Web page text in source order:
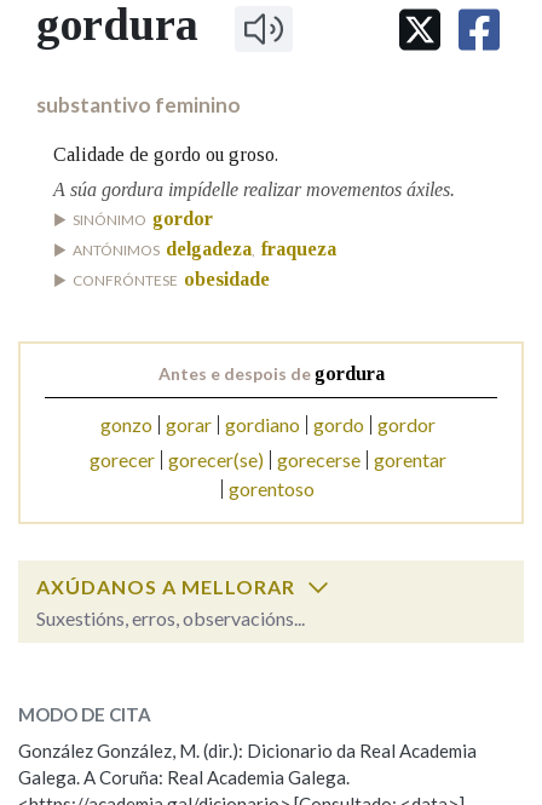
IDENTIDADE CORPORATIVA
MARCIAL DEL ADALID
FIGURAS HOMENAXEADAS
PORTAL DAS PALABRAS
Facebook
TwitterYoutubeInstagram
Bluesky
BUSCAR NOS LEMAS
BUSCAR NO CONTIDO
Nas definicións
Na fraseoloxía
OUTRAS OPCIÓNS DE BUSCA
Marcas gramaticais
gordura
substantivo feminino
Calidade de gordo ou groso.
A súa gordura impídelle realizar movementos áxiles.
SINÓNIMO gordor
ANTÓNIMOS delgadeza fraqueza
CONFRÓNTESE obesidade
Antes e despois degordura
gonzo gorar gordiano gordo gordor
gorecer gorecer(se) gorecerse gorentar
gorentoso
AXÚDANOS A MELLORAR
Suxestións, erros, observacións...
ESCOLLE UNHA OPCIÓN:
Observación Hai un erro na palabra
MODO DE CITA
González González, M. (dir.): Dicionario da Real Academia
Galega. A Coruña: Real Academia Galega.